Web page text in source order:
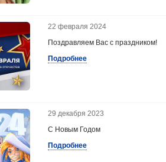
22 февраля 2024
Поздравляем Вас с праздником!
Подробнее
29 декабря 2023
С Новым Годом
Подробнее